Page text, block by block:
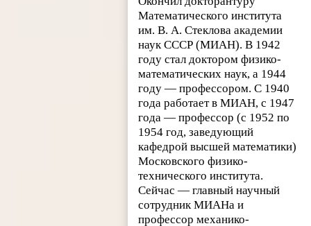
Математического института
им. В. А. Стеклова академии
наук СССР (МИАН). В 1942
году стал доктором физико-
математических наук, а 1944
году — профессором. С 1940
года работает в МИАН, с 1947
года — профессор (с 1952 по
1954 год, заведующий
кафедрой высшей математики)
Московского физико-
технического института.
Сейчас — главный научный
сотрудник МИАНа и
профессор механико-